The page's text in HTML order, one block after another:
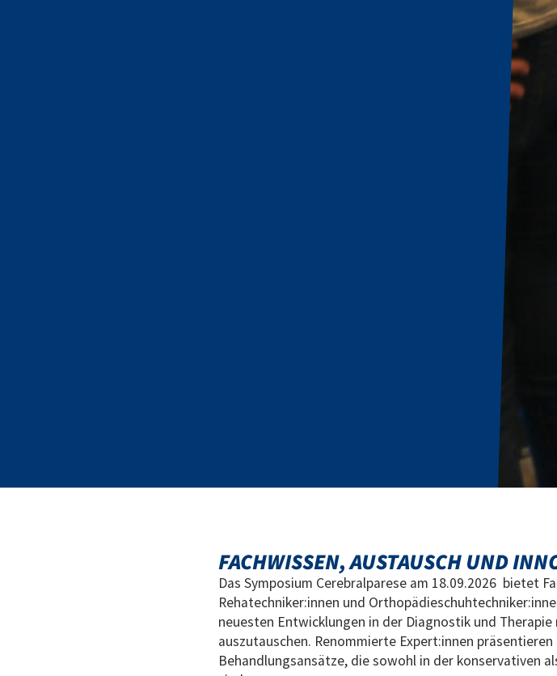
FACHWISSEN, AUSTAUSCH UND
Das Symposium Cerebralparese am 18.09.2026 bietet
Rehatechniker:innen und
neuesten Entwicklungen in der Diagnostik und
auszutauschen. Renommierte Expert:innen
Behandlungsansätze, die sowohl in der konservativen